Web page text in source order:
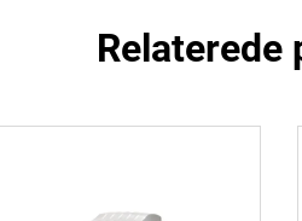
Relaterede